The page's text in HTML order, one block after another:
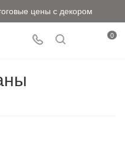
цены с декором
0